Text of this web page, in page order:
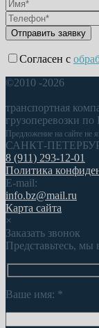
Согласен с
©2010 -2026
транспортная
грузоперевозки по
Предложение на сайте не
САНКТ-
8 (911) 293-12-01
Политика
E-mail:
info.bz@mail.ru
Карта сайта
×
Заказать звонок
Представьтесь, мы
Ваше имя: *